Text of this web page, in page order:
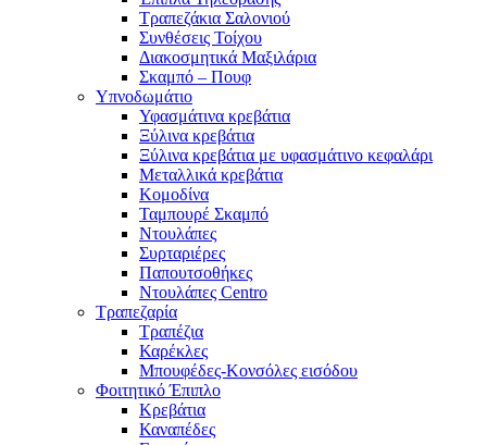
Τραπεζάκια Σαλονιού
Συνθέσεις Τοίχου
Διακοσμητικά Μαξιλάρια
Σκαμπό – Πουφ
Υπνοδωμάτιο
Υφασμάτινα κρεβάτια
Ξύλινα κρεβάτια
Ξύλινα κρεβάτια με υφασμάτινο κεφαλάρι
Mεταλλικά κρεβάτια
Κομοδίνα
Ταμπουρέ Σκαμπό
Ντουλάπες
Συρταριέρες
Παπουτσοθήκες
Ντουλάπες Centro
Τραπεζαρία
Τραπέζια
Καρέκλες
Μπουφέδες-Κονσόλες εισόδου
Φοιτητικό Έπιπλο
Κρεβάτια
Καναπέδες